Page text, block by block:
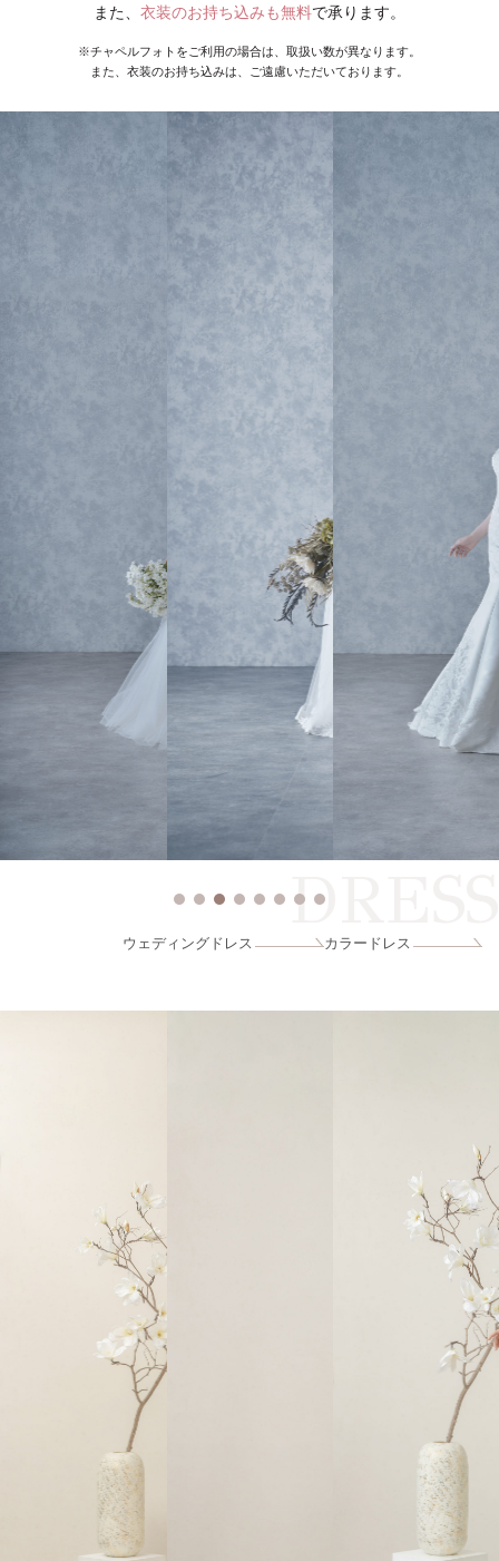
また、 衣装のお持ち込みも無料で承ります。
※チャペルフォトをご利用の場合は、取扱い数が異なります。
また、衣装のお持ち込みは、ご遠慮いただいております。
DRESS
ウェディングドレス カラードレス